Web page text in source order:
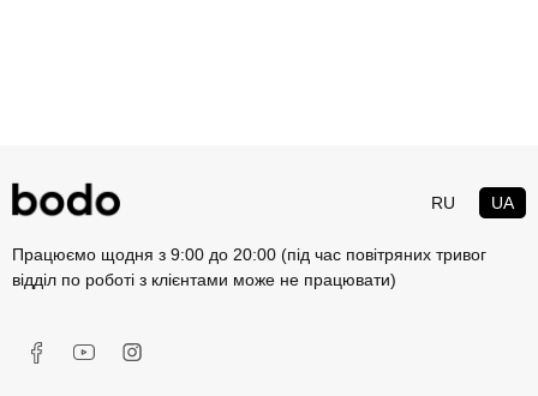
RU UA
Працюємо щодня з 9:00 до 20:00 (під час повітряних тривог
відділ по роботі з клієнтами може не працювати)